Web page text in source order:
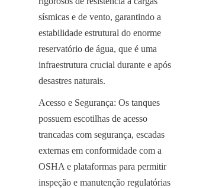
sísmicas e de vento, garantindo a
estabilidade estrutural do enorme
reservatório de água, que é uma
infraestrutura crucial durante e após
desastres naturais.
Acesso e Segurança: Os tanques
possuem escotilhas de acesso
trancadas com segurança, escadas
externas em conformidade com a
OSHA e plataformas para permitir
inspeção e manutenção regulatórias